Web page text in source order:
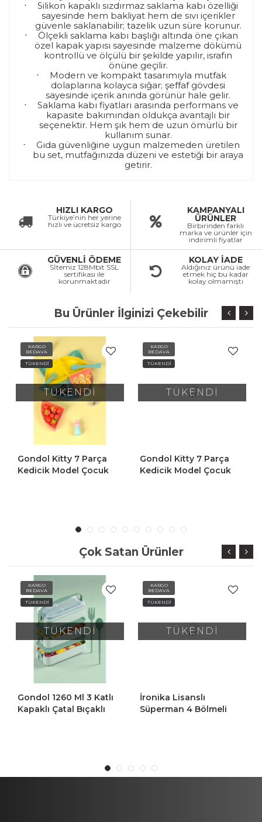
·
Silikon kapaklı sızdırmaz saklama kabı özelliği
sayesinde hem bakliyat hem de sıvı içerikler
güvenle saklanabilir; tazelik uzun süre korunur.
·
Ölçekli saklama kabı başlığı altında öne çıkan
özel kapak yapısı sayesinde malzeme dökümü
kontrollü ve ölçülü bir şekilde yapılır, israfın
önüne geçilir.
·
Modern ve kompakt tasarımıyla mutfak
dolaplarına kolayca sığar; şeffaf gövdesi
sayesinde içerik anında görünür hale gelir.
·
Saklama kabı fiyatları arasında performans ve
kapasite bakımından oldukça avantajlı bir
seçenektir. Hem şık hem de uzun ömürlü bir
kullanım sunar.
·
Gıda güvenliğine uygun malzemeden üretilen
bu set, mutfağınızda düzeni ve estetiği bir araya
getirir.
HIZLI KARGO
Türkiye’nin her yerine
hızlı ve ücretsiz kargo
KAMPANYALI
ÜRÜNLER
Birbirinden farklı
marka ve ürünler için
indirimli fiyatlar
GÜVENLİ ÖDEME
Sİtemiz 128Mbit SSL
sertifikası ile
korunmaktadır
KOLAY İADE
Aldığınız ürünü iade
etmek hiç bu kadar
kolay olmamıştı
Bu Ürünler İlginizi Çekebilir
KARGO
BEDAVA
TÜKENDİ
TÜKENDİ
Gondol Kitty 7 Parça
Kedicik Model Çocuk
KARGO
BEDAVA
TÜKENDİ
TÜKENDİ
Gondol Kitty 7 Parça
Kedicik Model Çocuk
Çok Satan Ürünler
KARGO
BEDAVA
TÜKENDİ
TÜKENDİ
Gondol 1260 Ml 3 Katlı
Kapaklı Çatal Bıçaklı
KARGO
BEDAVA
TÜKENDİ
TÜKENDİ
İronika Lisanslı
Süperman 4 Bölmeli